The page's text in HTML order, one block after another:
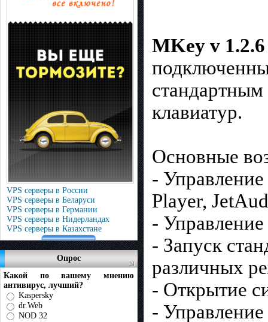
VPS серверы в России
VPS серверы в Беларуси
VPS серверы в Германии
VPS серверы в Нидерландах
VPS серверы в Казахстане
Опрос
Какой по вашему мнению
антивирус, лучший?
Kaspersky
dr.Web
NOD 32
MKey v 1.2.6
клавиатур.
Основные
-
Player,
-
- Запуск
различных
- Открытие
-